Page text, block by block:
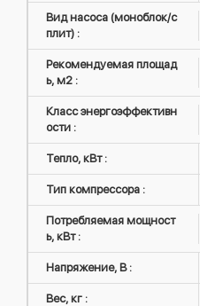
Вид насоса (моноблок/с
плит) :
Рекомендуемая площад
ь, м2 :
Класс энергоэффективн
ости :
Тепло, кВт :
Тип компрессора :
Потребляемая мощност
ь, кВт :
Напряжение, В :
Вес, кг :